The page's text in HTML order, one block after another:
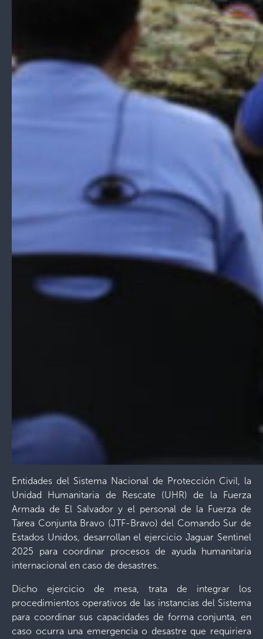
Entidades del Sistema Nacional de Protección Civil, la
Unidad Humanitaria de Rescate (UHR) de la Fuerza
Armada de El Salvador y el personal de la Fuerza de
Tarea Conjunta Bravo (JTF-Bravo) del Comando Sur de
Estados Unidos, desarrollan el ejercicio Jaguar Sentinel
2025 para coordinar procesos de ayuda humanitaria
internacional en caso de desastres.
Dicho ejercicio de mesa, trata de integrar los
procedimientos operativos de las instancias del Sistema
para coordinar sus capacidades de forma conjunta, en
caso ocurra una emergencia o desastre que requiriera